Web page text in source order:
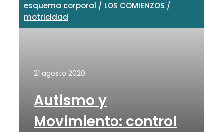
esquema corporal / LOS COMIENZOS /
motricidad
21 agosto 2020
Autismo y
Movimiento: control